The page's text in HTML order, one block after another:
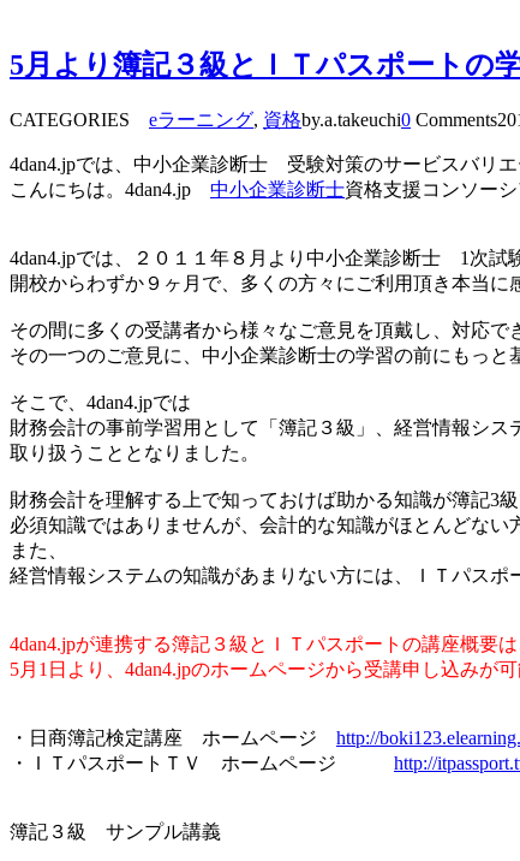
5月より簿記３級とＩＴパスポートの
CATEGORIES eラーニング, 資格by.a.takeuchi0 Comments
4dan4.jpでは、中小企業診断士 受験対策のサービスバリエ
こんにちは。4dan4.jp 中小企業診断士資格支援コンソーシ
4dan4.jpでは、２０１１年８月より中小企業診断士 1次試
開校からわずか９ヶ月で、多くの方々にご利用頂き本当に
その間に多くの受講者から様々なご意見を頂戴し、対応で
その一つのご意見に、中小企業診断士の学習の前にもっと
そこで、4dan4.jpでは
財務会計の事前学習用として「簿記３級」、経営情報シ
取り扱うこととなりました。
財務会計を理解する上で知っておけば助かる知識が簿記3級
必須知識ではありませんが、会計的な知識がほとんどない
また、
経営情報システムの知識があまりない方には、ＩＴパスポ
4dan4.jpが連携する簿記３級とＩＴパスポートの講座概要
5月1日より、4dan4.jpのホームページから受講申し込みが可
・日商簿記検定講座 ホームページ http://
・ＩＴパスポートＴＶ ホームページ http://
簿記３級 サンプル講義